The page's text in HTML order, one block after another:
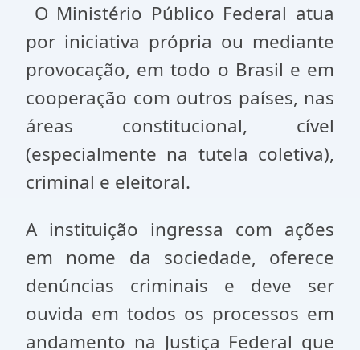
O Ministério Público Federal atua
por iniciativa própria ou mediante
provocação, em todo o Brasil e em
cooperação com outros países, nas
áreas constitucional, cível
(especialmente na tutela coletiva),
criminal e eleitoral.
A instituição ingressa com ações
em nome da sociedade, oferece
denúncias criminais e deve ser
ouvida em todos os processos em
andamento na Justiça Federal que